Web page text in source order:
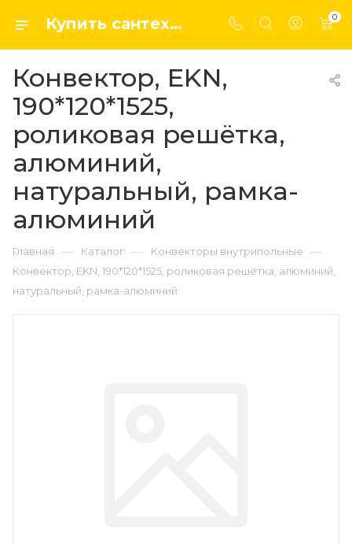
Купить сантехнику, системы отопление и водоснабжения оптом и в розницу в интернет-магазине elsen-opt.ru 0
Конвектор, EKN,
190*120*1525,
роликовая решётка,
алюминий,
натуральный, рамка-
алюминий
Главная — Каталог — Конвекторы внутрипольные —
Конвектор, EKN, 190*120*1525, роликовая решётка, алюминий,
натуральный, рамка-алюминий